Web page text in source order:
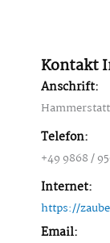
Kontakt
Anschrift:
Telefon:
+49 9868 /
Internet:
https://
Email: